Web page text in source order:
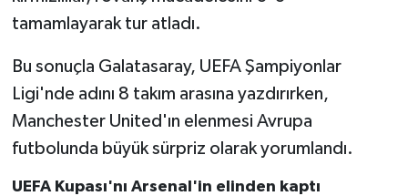
tamamlayarak tur atladı.
Bu sonuçla Galatasaray, UEFA Şampiyonlar
Ligi'nde adını 8 takım arasına yazdırırken,
Manchester United'ın elenmesi Avrupa
futbolunda büyük sürpriz olarak yorumlandı.
UEFA Kupası'nı Arsenal'in elinden kaptı